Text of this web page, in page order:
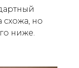
схожа, но
ниже.